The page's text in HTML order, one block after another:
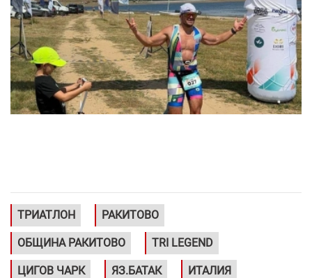
ТРИАТЛОН РАКИТОВО
ОБЩИНА РАКИТОВО TRI LEGEND
ЦИГОВ ЧАРК ЯЗ.БАТАК ИТАЛИЯ